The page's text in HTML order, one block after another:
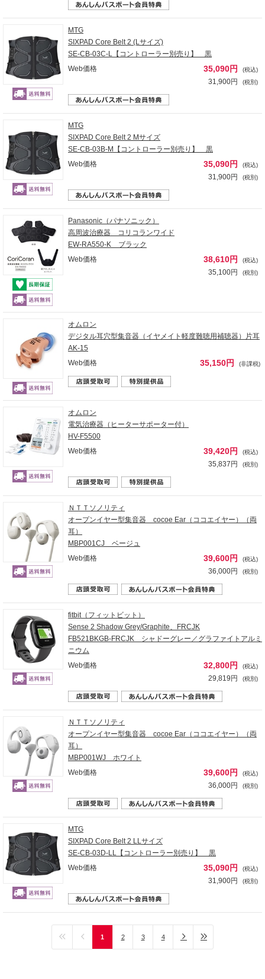
MTG
SIXPAD Core Belt 2 (Lサイズ)
SE-CB-03C-L【コントローラー別売り】 黒
Web価格
35,090円 (税込)
31,900円 (税別)
MTG
SIXPAD Core Belt 2 Mサイズ
SE-CB-03B-M【コントローラー別売り】 黒
Web価格
35,090円 (税込)
31,900円 (税別)
Panasonic（パナソニック）
高周波治療器 コリコランワイド
EW-RA550-K ブラック
Web価格
38,610円 (税込)
35,100円 (税別)
オムロン
デジタル耳穴型集音器（イヤメイト軽度難聴用補聴器）片耳
AK-15
Web価格
35,150円 (非課税)
オムロン
電気治療器（ヒーターサポーター付）
HV-F5500
Web価格
39,420円 (税込)
35,837円 (税別)
ＮＴＴソノリティ
オープンイヤー型集音器 cocoe Ear（ココエイヤー）（両
耳）
MBP001CJ ベージュ
Web価格
39,600円 (税込)
36,000円 (税別)
fitbit（フィットビット）
Sense 2 Shadow Grey/Graphite、FRCJK
FB521BKGB-FRCJK シャドーグレー／グラファイトアルミ
ニウム
Web価格
32,800円 (税込)
29,819円 (税別)
ＮＴＴソノリティ
オープンイヤー型集音器 cocoe Ear（ココエイヤー）（両
耳）
MBP001WJ ホワイト
Web価格
39,600円 (税込)
36,000円 (税別)
MTG
SIXPAD Core Belt 2 LLサイズ
SE-CB-03D-LL【コントローラー別売り】 黒
Web価格
35,090円 (税込)
31,900円 (税別)
1 2 3 4